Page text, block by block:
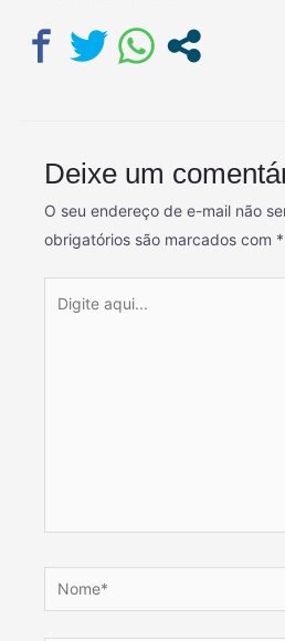
Deixe um
O seu endereço de e-mail não
obrigatórios são marcados com *